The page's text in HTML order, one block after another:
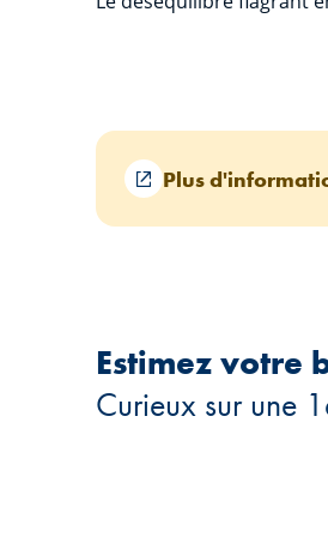
Plus
Estimez votre
Curieux sur une